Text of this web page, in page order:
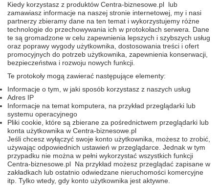
Kiedy korzystasz z produktów Centra-biznesowe.pl lub
zamawiasz informacje na naszej stronie internetowej, my i nasi
partnerzy zbieramy dane na ten temat i wykorzystujemy różne
technologie do przechowywania ich w protokołach serwera. Dane
te są gromadzone w celu zapewnienia lepszych i szybszych usług
oraz poprawy wygody użytkownika, dostosowania treści i ofert
promocyjnych do potrzeb użytkownika, zapewnienia konserwacji,
bezpieczeństwa i rozwoju nowych funkcji.
Te protokoły mogą zawierać następujące elementy:
Informacje o tym, w jaki sposób korzystasz z naszych usług
Adres IP
Informacje na temat komputera, na przykład przeglądarki lub
systemu operacyjnego
Pliki cookie, które są zbierane za pośrednictwem przeglądarki lub
konta użytkownika w Centra-biznesowe.pl
Jeśli chcesz wyłączyć swoje konto użytkownika, możesz to zrobić,
używając odpowiednich ustawień w przeglądarce. Jednak w tym
przypadku nie można w pełni wykorzystać wszystkich funkcji
Centra-biznesowe.pl Na przykład możesz przeglądać zapisane w
zakładkach lub ostatnio odwiedzane nieruchomości komercyjne
itp. Tylko wtedy, gdy konto użytkownika jest aktywne.